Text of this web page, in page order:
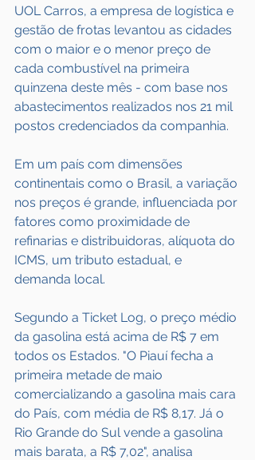
UOL Carros, a empresa de logística e
gestão de frotas levantou as cidades
com o maior e o menor preço de
cada combustível na primeira
quinzena deste mês - com base nos
abastecimentos realizados nos 21 mil
postos credenciados da companhia.
Em um país com dimensões
continentais como o Brasil, a variação
nos preços é grande, influenciada por
fatores como proximidade de
refinarias e distribuidoras, alíquota do
ICMS, um tributo estadual, e
demanda local.
Segundo a Ticket Log, o preço médio
da gasolina está acima de R$ 7 em
todos os Estados. "O Piauí fecha a
primeira metade de maio
comercializando a gasolina mais cara
do País, com média de R$ 8,17. Já o
Rio Grande do Sul vende a gasolina
mais barata, a R$ 7,02", analisa